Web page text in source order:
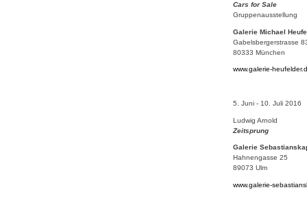
Cars for Sale
Gruppenausstellung
Galerie Michael
Gabelsbergerstrasse
80333 München
www.galerie-
5. Juni - 10. Juli 2016
Ludwig Arnold
Zeitsprung
Galerie
Hahnengasse 25
89073 Ulm
www.galerie-